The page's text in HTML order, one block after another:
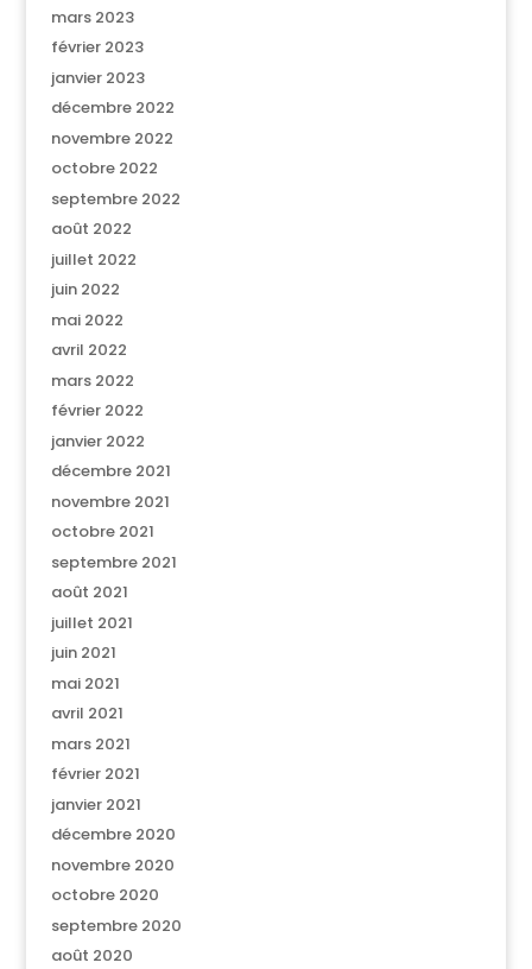
mars 2023
février 2023
janvier 2023
décembre 2022
novembre 2022
octobre 2022
septembre 2022
août 2022
juillet 2022
juin 2022
mai 2022
avril 2022
mars 2022
février 2022
janvier 2022
décembre 2021
novembre 2021
octobre 2021
septembre 2021
août 2021
juillet 2021
juin 2021
mai 2021
avril 2021
mars 2021
février 2021
janvier 2021
décembre 2020
novembre 2020
octobre 2020
septembre 2020
août 2020